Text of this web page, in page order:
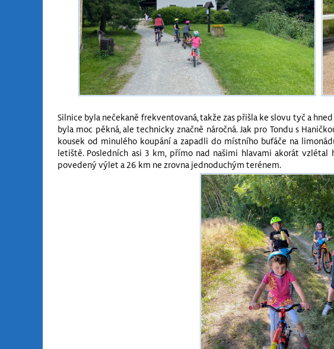
Silnice byla nečekaně frekventovaná, takže zas přišla ke slovu tyč a
byla moc pěkná, ale technicky značně náročná. Jak pro Tondu s
kousek od minulého koupání a zapadli do místního bufáče na
letiště. Posledních asi 3 km, přímo nad našimi hlavami akorát
povedený výlet a 26 km ne zrovna jednoduchým terénem.